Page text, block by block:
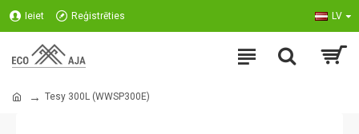
Ieiet Reģistrēties LV
Tesy 300L (WWSP300E)